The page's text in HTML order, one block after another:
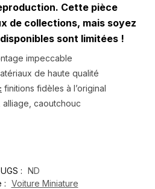
Cette pièce
de collections, mais soyez
sont limitées !
impeccable
de haute qualité
finitions fidèles à l’original
alliage, caoutchouc
UGS : ND
: Voiture Miniature